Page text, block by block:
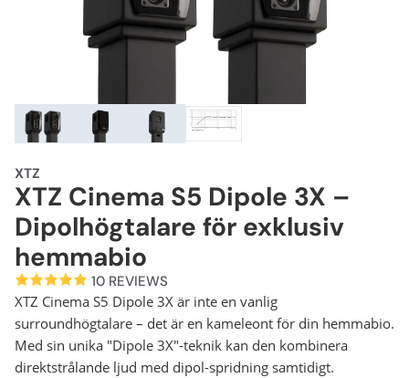
XTZ
XTZ Cinema S5 Dipole 3X –
Dipolhögtalare för exklusiv
hemmabio
10 REVIEWS
XTZ Cinema S5 Dipole 3X är inte en vanlig
surroundhögtalare – det är en kameleont för din hemmabio.
Med sin unika "Dipole 3X"-teknik kan den kombinera
direktstrålande ljud med dipol-spridning samtidigt.